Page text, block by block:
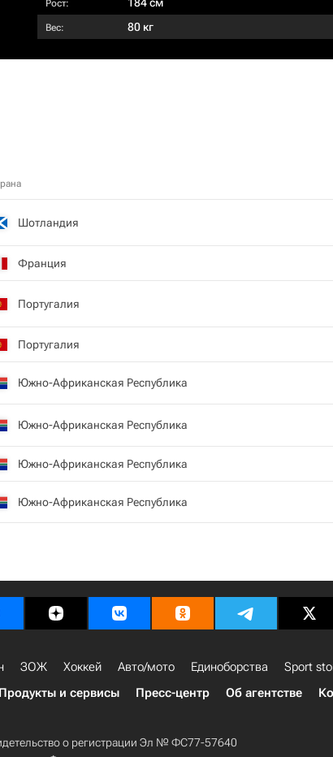
Рост:
Вес: 80 кг
Шотландия
Франция
Португалия
Португалия
Южно-Африканская Республика
Южно-Африканская Республика
Южно-Африканская Республика
Южно-Африканская Республика
ЗОЖ Хоккей Авто/мото Единоборства Sport
Продукты и сервисы Пресс-центр Об агентстве
о регистрации Эл № ФС77-57640